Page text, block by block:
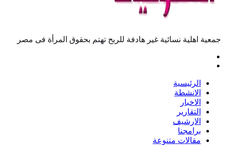
جمعية اهلية نسائية غير هادفة للربح تهتم بحقوق المرأة فى مصر
الرئيسية
الانشطة
الاخبار
التقارير
الارشيف
برامجنا
مقالات متنوعة